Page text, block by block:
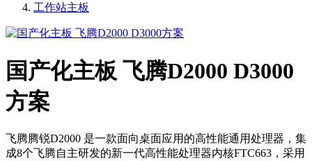
工作站主板
国产化主板 飞腾D2000 D3000
方案
飞腾腾锐D2000 是一款面向桌面应用的高性能通用处理器，集
成8个飞腾自主研发的新一代高性能处理器内核FTC663，采用